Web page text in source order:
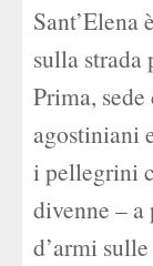
sulla strada
Prima,
agostiniani
i pellegrini
divenne –
d’armi